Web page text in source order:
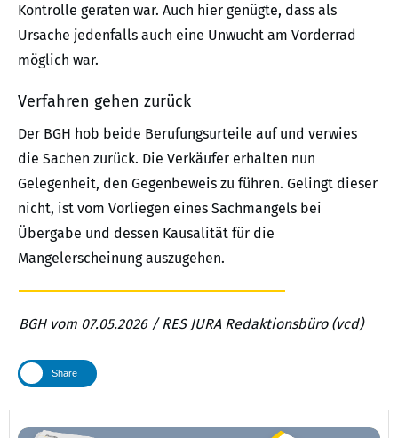
Kontrolle geraten war. Auch hier genügte, dass als
Ursache jedenfalls auch eine Unwucht am Vorderrad
möglich war.
Verfahren gehen zurück
Der BGH hob beide Berufungsurteile auf und verwies
die Sachen zurück. Die Verkäufer erhalten nun
Gelegenheit, den Gegenbeweis zu führen. Gelingt dieser
nicht, ist vom Vorliegen eines Sachmangels bei
Übergabe und dessen Kausalität für die
Mangelerscheinung auszugehen.
BGH vom 07.05.2026 / RES JURA Redaktionsbüro (vcd)
Share